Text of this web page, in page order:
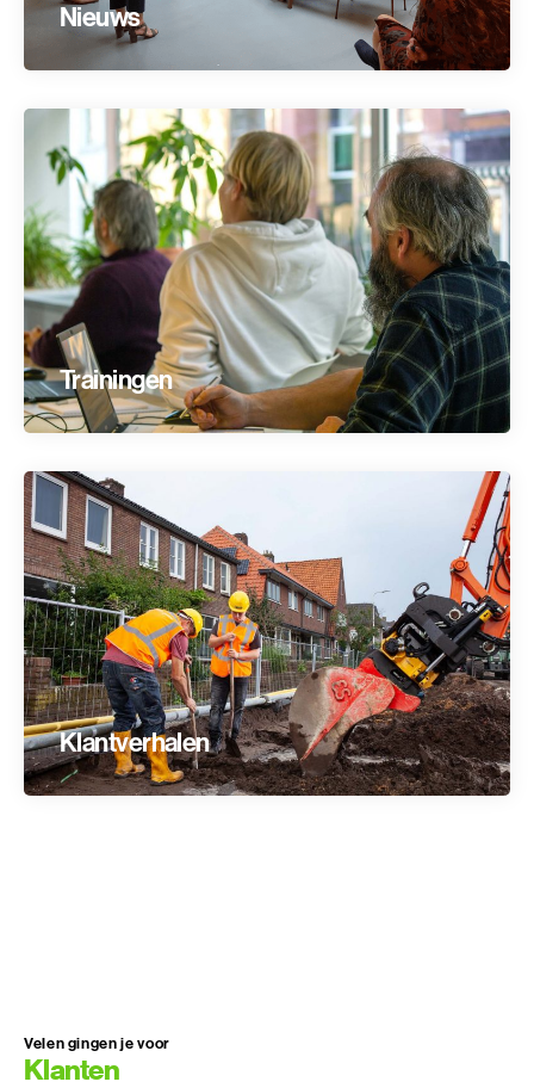
Nieuws
Trainingen
Klantverhalen
Velen gingen je voor
Klanten